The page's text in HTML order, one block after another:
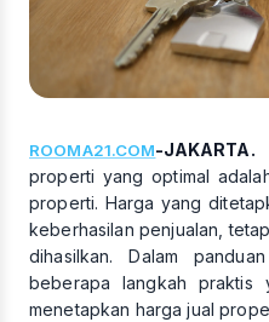
ROOMA21.COM-JAKARTA.
properti yang optimal
properti. Harga yang
keberhasilan penjualan,
dihasilkan. Dalam
beberapa langkah praktis
menetapkan harga jual